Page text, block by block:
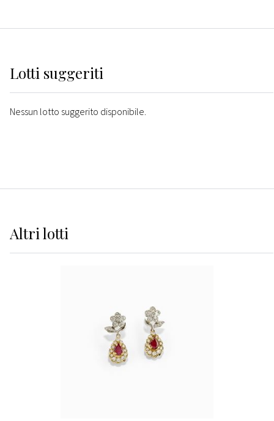
Lotti suggeriti
Nessun lotto suggerito disponibile.
Altrilotti